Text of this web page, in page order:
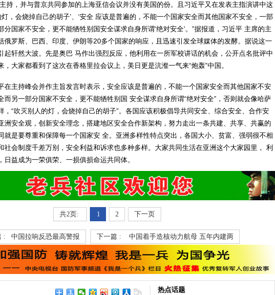
持，并与普京共同参加的上海亚信会议并没有美国的份。且习近平又在发表主指演讲中这
灯，会烧掉自己的胡子’、‘安全 应该是普遍的，不能一个国家安全而其他国家不安全，一部
分国家不安全，更不能牺牲别国安全谋求自身所谓‘绝对安全’。”据报道，习近平 主席的主
俄罗斯、巴西、印度、伊朗等20多个国家的响应，且迅速引发全球媒体的发酵。据说这一
起轩然大波。先是奥巴 马作出强烈反应，他利用在一所军校讲话的机会，公开点名批评中
，大家都看到了这次在香格里拉会议上，美日更是沆瀣一气来“炮轰”中国。
主持峰会并作主旨发言时表示，安全应该是普遍的，不能一个国家安全而其他国家不安
而另一部分国家不安全，更不能牺牲别国 安全谋求自身所谓“绝对安全”，否则就会像哈萨
，“吹灭别人的灯，会烧掉自己的胡子”。各国应该积极倡导共同安全、综合安全、合作安
洲安全观，创新安全理念，搭建地区安全合作新架构，努力走出一条共建、共享、共赢的
就是要尊重和保障每一个国家安 全。亚洲多样性特点突出，各国大小、贫富、强弱很不相
社会制度千差万别，安全利益和诉求也多种多样。大家共同生活在亚洲这个大家园里， 利
日益成为一荣俱荣、一损俱损命运共同体。
共2页: 1 2 下一页
: 中国拉响反恐最高警报 下一篇 : 中国着手造核动力航母 五年内建两
热点话题